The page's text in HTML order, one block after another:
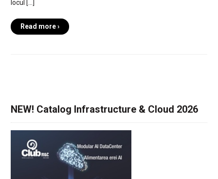
locul […]
Read more ›
NEW! Catalog Infrastructure & Cloud 2026